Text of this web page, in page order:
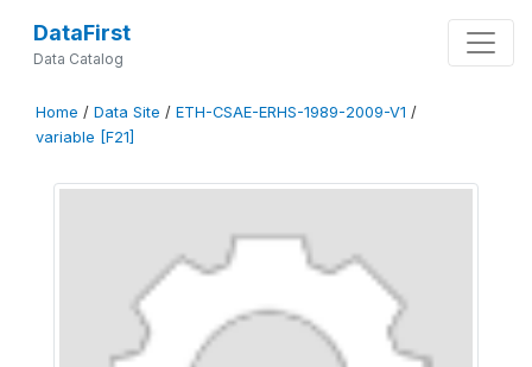
DataFirst
Data Catalog
Home / Data Site / ETH-CSAE-ERHS-1989-2009-V1 /
variable [F21]